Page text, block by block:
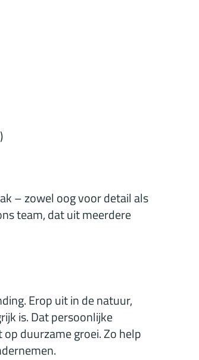
– zowel oog voor detail als
team, dat uit meerdere
Erop uit in de natuur,
is. Dat persoonlijke
duurzame groei. Zo help